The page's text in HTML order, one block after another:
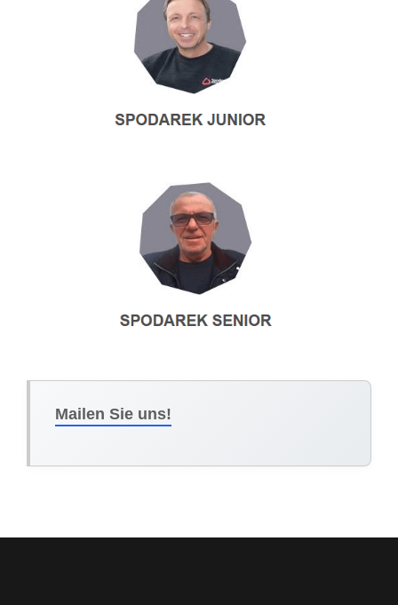
Mailen Sie uns!